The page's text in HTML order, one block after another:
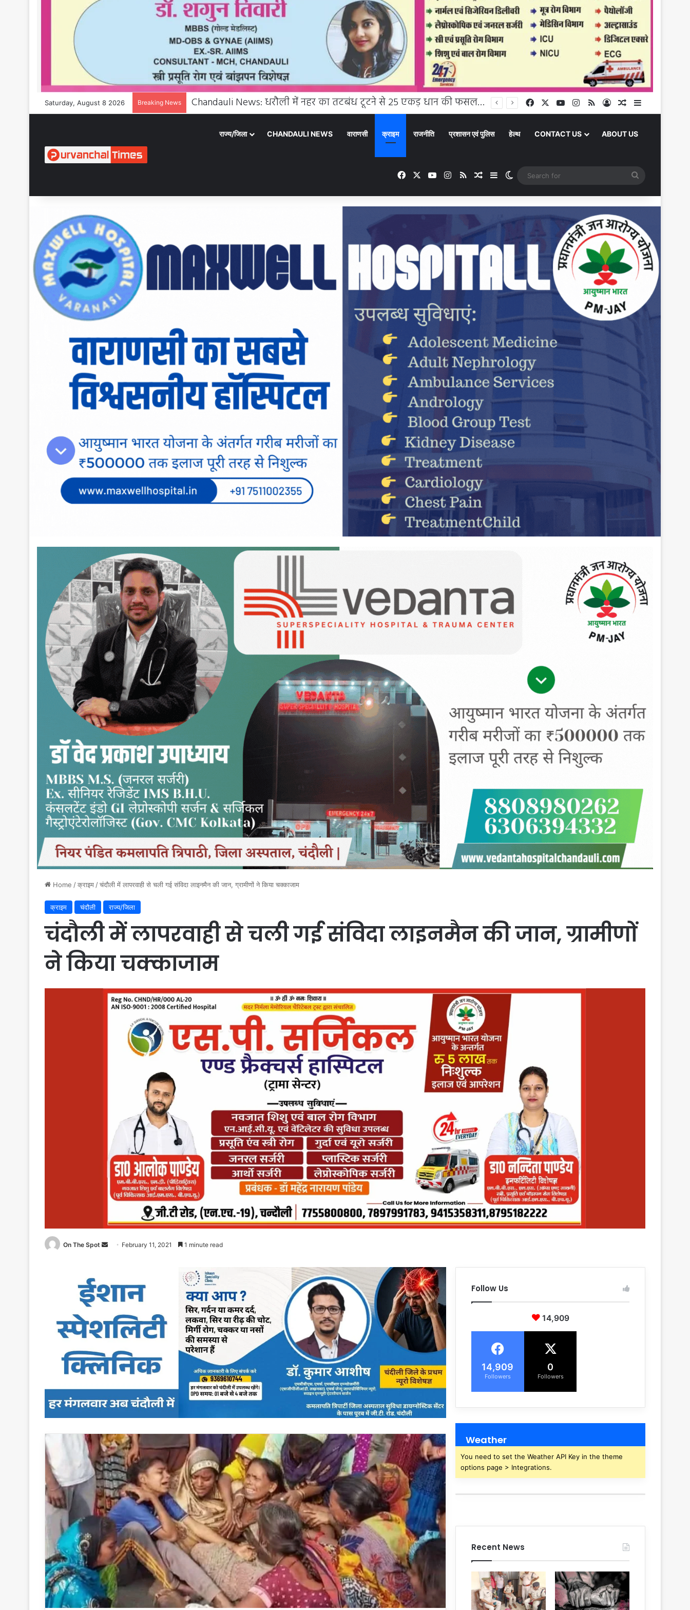
Saturday, August 8 2026 Breaking News Chandauli News: चोरी की बाइक के साथ पुलिस के हत्थे चढ़ा गैंगस्टर, पहले से दर्ज हैं छह मुकदमे Facebook YouTubeInstagram
RSS Log InRandom Article
राज्य/जिला CHANDAULI NEWS वाराणसी क्राइम राजनीति प्रशासन एवं पुलिस हेल्थ CONTACT US ABOUT US
Facebook YouTubeInstagram
RSS Random Article
SidebarSwitch skin
Home /क्राइम /चंदौली में लापरवाही से चली गई संविदा लाइनमैन की जान, ग्रामीणों ने किया चक्काजाम
क्राइम चंदौली राज्य/जिला
चंदौली में लापरवाही से चली गई संविदा लाइनमैन की जान, ग्रामीणों
ने किया चक्काजाम
On The Spot
SendFebruary 11, 2021 1 minute read
Follow Us
14,909
14,909
Followers
0
Followers
Weather
You need to set the Weather API Key in the theme
options page > Integrations.
Recent News